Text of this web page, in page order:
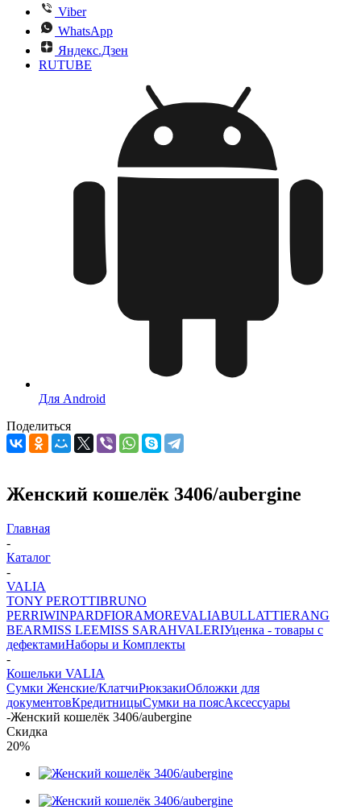
Viber
WhatsApp
Яндекс.Дзен
RUTUBE
Для Android
Поделиться
Женский кошелёк 3406/aubergine
Главная
-
Каталог
-
VALIA
TONY PEROTTIBRUNO
PERRIWINPARDFIORAMOREVALIABULLATTIERANG
BEARMISS LEEMISS SARAHVALERIУценка - товары с
дефектамиНаборы и Комплекты
-
Кошельки VALIA
Сумки Женские/КлатчиРюкзакиОбложки для
документовКредитницыСумки на поясАксессуары
-Женский кошелёк 3406/aubergine
Скидка
20%